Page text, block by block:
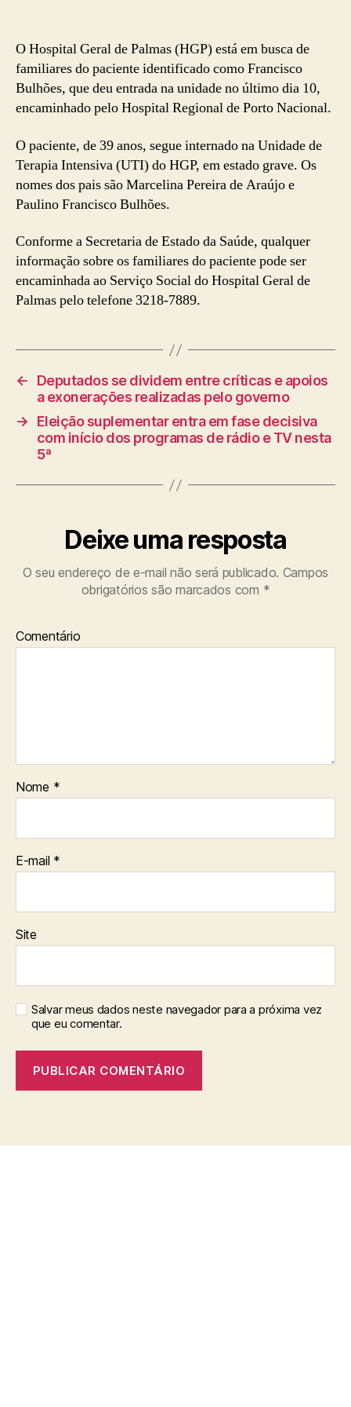
O Hospital Geral de Palmas (HGP) está em busca de
familiares do paciente identificado como Francisco
Bulhões, que deu entrada na unidade no último dia 10,
encaminhado pelo Hospital Regional de Porto Nacional.
O paciente, de 39 anos, segue internado na Unidade de
Terapia Intensiva (UTI) do HGP, em estado grave. Os
nomes dos pais são Marcelina Pereira de Araújo e
Paulino Francisco Bulhões.
Conforme a Secretaria de Estado da Saúde, qualquer
informação sobre os familiares do paciente pode ser
encaminhada ao Serviço Social do Hospital Geral de
Palmas pelo telefone 3218-7889.
←
Deputados se dividem entre críticas e apoios
a exonerações realizadas pelo governo
→
Eleição suplementar entra em fase decisiva
com início dos programas de rádio e TV nesta
5ª
Deixe uma resposta
O seu endereço de e-mail não será publicado. Campos
obrigatórios são marcados com *
Comentário
Nome *
E-mail *
Site
Salvar meus dados neste navegador para a próxima vez
que eu comentar.